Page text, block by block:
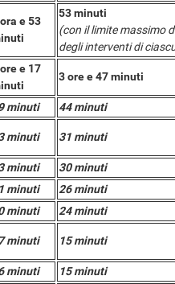
e 53
53 minuti
(con il limite massimo
degli interventi di
e 17
3 ore e 47 minuti
minuti
44 minuti
minuti 31 minuti
minuti
30 minuti
minuti
26 minuti
minuti
24 minuti
minuti 15 minuti
minuti
15 minuti